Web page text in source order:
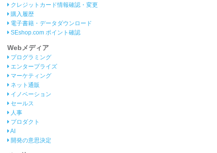
クレジットカード情報確認・変更
購入履歴
電子書籍・データダウンロード
SEshop.com ポイント確認
Webメディア
プログラミング
エンタープライズ
マーケティング
ネット通販
イノベーション
セールス
人事
プロダクト
AI
開発の意思決定